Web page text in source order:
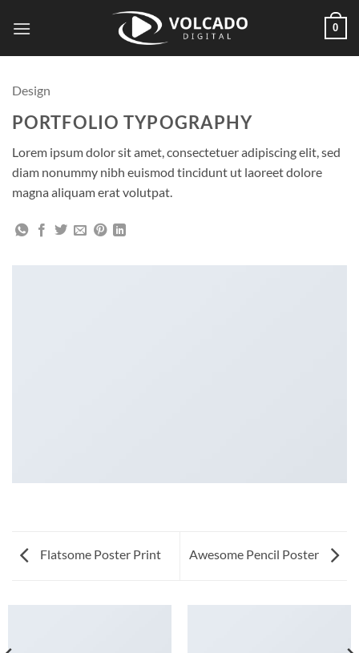
0
Design
PORTFOLIO TYPOGRAPHY
Lorem ipsum dolor sit amet, consectetuer adipiscing elit, sed
diam nonummy nibh euismod tincidunt ut laoreet dolore
magna aliquam erat volutpat.
Flatsome Poster Print Awesome Pencil Poster